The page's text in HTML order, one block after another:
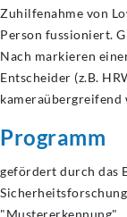
Zuhilfenahme von
Person fussioniert.
Nach markieren
Entscheider (z.B.
kameraübergreifend
Programm
gefördert durch das
"Mustererkennung"